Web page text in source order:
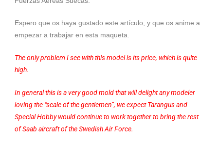
Espero que os haya gustado este artículo, y que os anime a
empezar a trabajar en esta maqueta.
The only problem I see with this model is its price, which is quite
high.
In general this is a very good mold that will delight any modeler
loving the “scale of the gentlemen”, we expect Tarangus and
Special Hobby would continue to work together to bring the rest
of Saab aircraft of the Swedish Air Force.